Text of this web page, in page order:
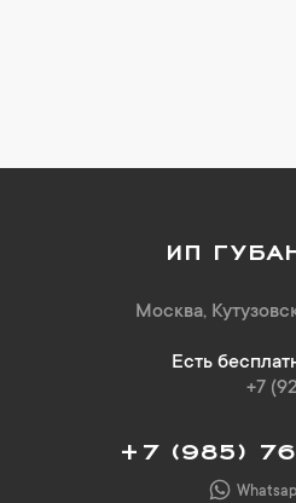
ИП
Москва,
Есть
+7
+7 (985)